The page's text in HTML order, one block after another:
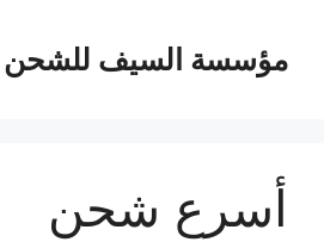
المحتوىمؤسسة السيف للشحن
أسرع شحن